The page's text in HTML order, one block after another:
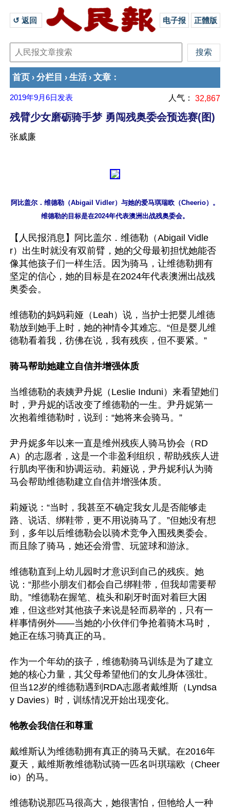
↺ 返回 电子报 正體版
首页 › 分栏目 › 生活 › 文章 ：
2019年9月6日 发表 人气： 32,867
残臂少女磨砺骑手梦 勇闯残奥委会预选赛(图)
张威廉
阿比盖尔．维德勒（Abigail Vidler）与她的爱马琪瑞欧（Cheerio）。
【人民报消息】阿比盖尔．维德勒（Abigail Vidle
r）出生时就没有双前臂，她的父母最初担忧她能否
像其他孩子们一样生活。因为骑马，让维德勒拥有
坚定的信心，她的目标是在2024年代表澳洲出战残
奥委会。
维德勒的妈妈莉娅（Leah）说，当护士把婴儿维德
勒放到她手上时，她的神情令其难忘。“但是婴儿维
德勒看着我，彷佛在说，我有残疾，但不要紧。”
骑马帮助她建立自信并增强体质
当维德勒的表姨尹丹妮（Leslie Induni）来看望她们
时，尹丹妮的话改变了维德勒的一生。尹丹妮第一
次抱着维德勒时，说到：“她将来会骑马。”
尹丹妮多年以来一直是维州残疾人骑马协会（RD
A）的志愿者，这是一个非盈利组织，帮助残疾人进
行肌肉平衡和协调运动。莉娅说，尹丹妮利认为骑
马会帮助维德勒建立自信并增强体质。
莉娅说：“当时，我甚至不确定我女儿是否能够走
路、说话、绑鞋带，更不用说骑马了。”但她没有想
到，多年以后维德勒会以骑术竞争入围残奥委会。
而且除了骑马，她还会滑雪、玩篮球和游泳。
维德勒直到上幼儿园时才意识到自己的残疾。她
说：“那些小朋友们都会自己绑鞋带，但我却需要帮
助。”维德勒在握笔、梳头和刷牙时面对着巨大困
难，但这些对其他孩子来说是轻而易举的，只有一
样事情例外——当她的小伙伴们争抢着骑木马时，
她正在练习骑真正的马。
作为一个年幼的孩子，维德勒骑马训练是为了建立
她的核心力量，其父母希望他们的女儿身体强壮。
但当12岁的维德勒遇到RDA志愿者戴维斯（Lyndsa
y Davies）时，训练情况开始出现变化。
牠教会我信任和尊重
戴维斯认为维德勒拥有真正的骑马天赋。在2016年
夏天，戴维斯教维德勒试骑一匹名叫琪瑞欧（Cheer
io）的马。
维德勒说那匹马很高大，她很害怕，但牠给人一种